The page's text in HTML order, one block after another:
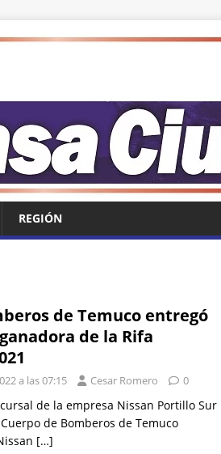
REGIÓN
de Temuco entregó
de la Rifa
a las 07:15 Cesar Romero 0
de la empresa Nissan Portillo Sur
de Bomberos de Temuco
[…]